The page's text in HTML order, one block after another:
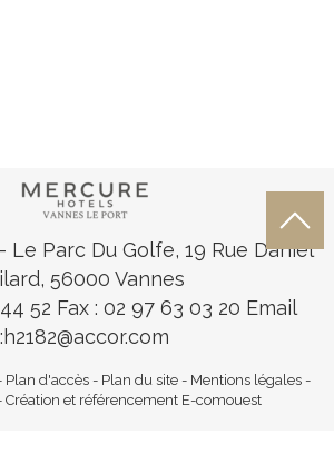
- Le Parc Du Golfe, 19 Rue Daniel
56000 Vannes
52 Fax : 02 97 63 03 20 Email
:h2182@accor.com
Plan d'accès- Plan du site- Mentions légales-
Création et référencement E-comouest